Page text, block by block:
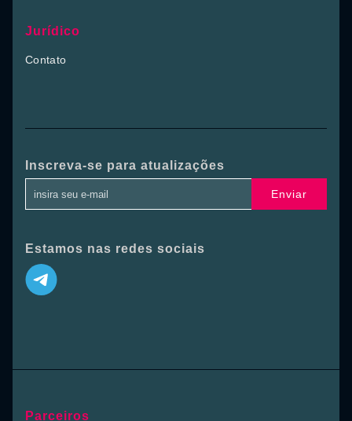
Jurídico
Contato
Inscreva-se para atualizações
Enviar
Estamos nas redes sociais
Parceiros